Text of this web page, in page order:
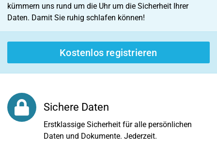
kümmern uns rund um die Uhr um die Sicherheit Ihrer
Daten. Damit Sie ruhig schlafen können!
Kostenlos registrieren
Sichere Daten
Erstklassige Sicherheit für alle persönlichen
Daten und Dokumente. Jederzeit.